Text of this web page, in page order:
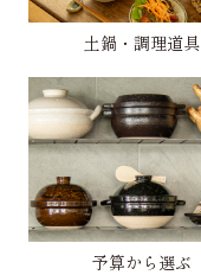
土鍋・調理道具
予算から選ぶ